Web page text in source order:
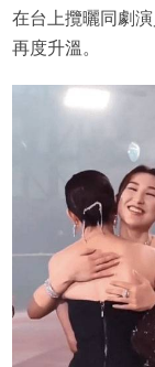
在台上攬曬同劇
再度升溫。